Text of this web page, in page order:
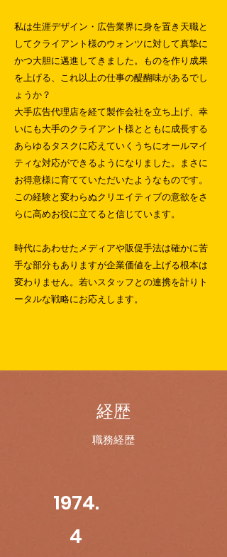
私は生涯デザイン・広告業界に身を置き天職と
してクライアント様のウォンツに対して真摯に
かつ大胆に邁進してきました。ものを作り成果
を上げる、これ以上の仕事の醍醐味があるでし
ょうか？
大手広告代理店を経て製作会社を立ち上げ、幸
いにも大手のクライアント様とともに成長する
あらゆるタスクに応えていくうちにオールマイ
ティな対応ができるようになりました。まさに
お得意様に育てていただいたようなものです。
この経験と変わらぬクリエイティブの意欲をさ
らに高めお役に立てると信じています。
時代にあわせたメディアや販促手法は確かに苦
手な部分もありますが企業価値を上げる根本は
変わりません。若いスタッフとの連携を計りト
ータルな戦略にお応えします。
経歴
職務経歴
1974.
4